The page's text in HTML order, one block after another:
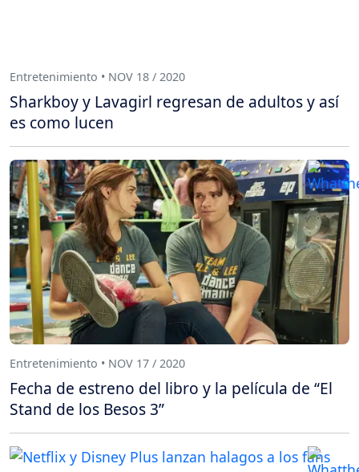
Entretenimiento • NOV 18 / 2020
Sharkboy y Lavagirl regresan de adultos y así
es como lucen
Entretenimiento • NOV 17 / 2020
Fecha de estreno del libro y la película de “El
Stand de los Besos 3”